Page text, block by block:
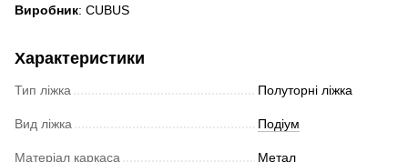
Виробник: CUBUS
Характеристики
Тип ліжка Полуторні ліжка
Вид ліжка Подіум
Матеріал каркаса Метал